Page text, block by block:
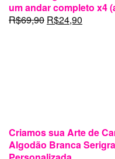
era:
R$199,00.
é:
um andar completo x4
R$69,90 O
R$24,90O
Criamos sua Arte de
Algodão Branca